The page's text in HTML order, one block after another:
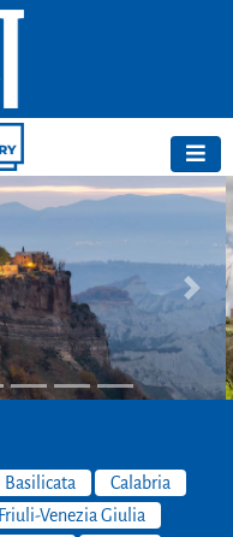
Next
Basilicata
Calabria
Friuli-Venezia Giulia